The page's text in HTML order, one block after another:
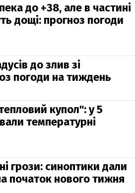
до +38, але в частині
дощі: прогноз погоди
до злив зі
погоди на тиждень
купол": у 5
температурні
грози: синоптики дали
початок нового тижня